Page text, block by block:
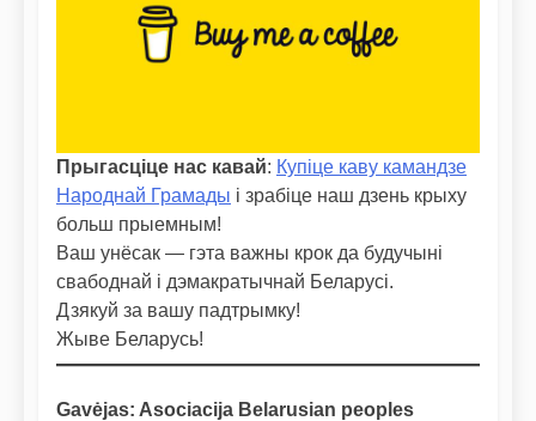
Прыгасціце нас кавай: Купіце каву камандзе
Народнай Грамады і зрабіце наш дзень крыху
больш прыемным!
Ваш унёсак — гэта важны крок да будучыні
свабоднай і дэмакратычнай Беларусі.
Дзякуй за вашу падтрымку!
Жыве Беларусь!
Gavėjas: Asociacija Belarusian peoples